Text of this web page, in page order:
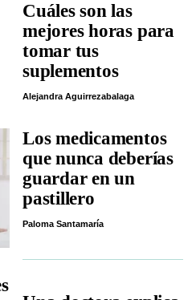
Cuáles son las
mejores horas para
tomar tus
suplementos
Alejandra Aguirrezabalaga
Los medicamentos
que nunca deberías
guardar en un
pastillero
Paloma Santamaría